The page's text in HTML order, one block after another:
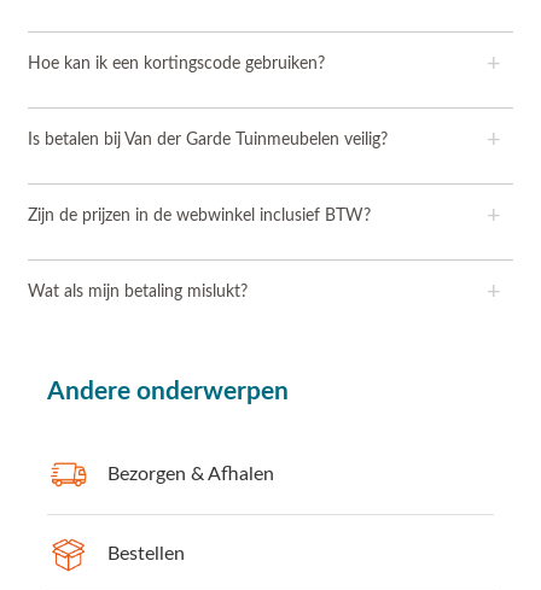
Hoe kan ik een kortingscode gebruiken? +
Is betalen bij Van der Garde Tuinmeubelen veilig? +
Zijn de prijzen in de webwinkel inclusief BTW? +
Wat als mijn betaling mislukt? +
Andere onderwerpen
Bezorgen & Afhalen
Bestellen